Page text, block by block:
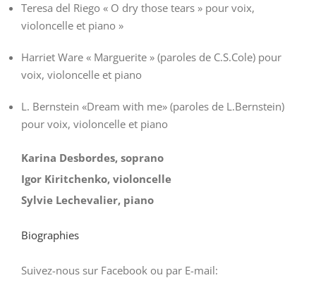
Teresa del Riego « O dry those tears » pour voix,
violoncelle et piano »
Harriet Ware « Marguerite » (paroles de C.S.Cole) pour
voix, violoncelle et piano
L. Bernstein «Dream with me» (paroles de L.Bernstein)
pour voix, violoncelle et piano
Karina Desbordes, soprano
Igor Kiritchenko, violoncelle
Sylvie Lechevalier, piano
Biographies
Suivez-nous sur Facebook ou par E-mail: